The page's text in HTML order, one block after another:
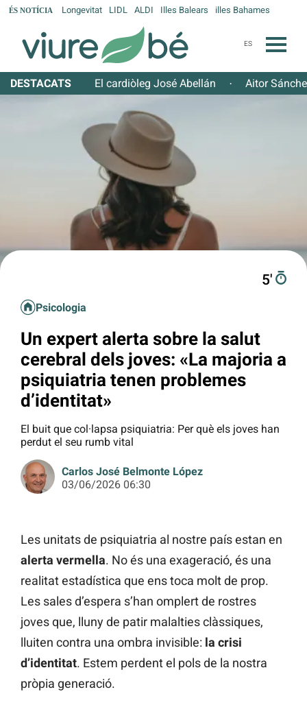
ÉS NOTÍCIA Longevitat LIDL ALDI Illes Balears illes Bahames
ES
DESTACATS El cardiòleg José Abellán · Aitor
5′
Psicologia
Un expert alerta sobre la salut
cerebral dels joves: «La majoria a
psiquiatria tenen problemes
d’identitat»
El buit que col·lapsa psiquiatria: Per què els joves han
perdut el seu rumb vital
Carlos José Belmonte López
03/06/2026 06:30
Les unitats de psiquiatria al nostre país estan en
alerta vermella. No és una exageració, és una
realitat estadística que ens toca molt de prop.
Les sales d’espera s’han omplert de rostres
joves que, lluny de patir malalties clàssiques,
lluiten contra una ombra invisible: la crisi
d’identitat. Estem perdent el pols de la nostra
pròpia generació.